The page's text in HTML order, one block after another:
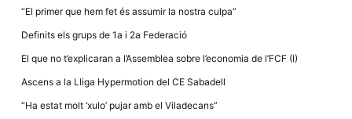
“El primer que hem fet és assumir la nostra culpa”
Definits els grups de 1a i 2a Federació
El que no t’explicaran a l’Assemblea sobre l’economia de l’FCF (I)
Ascens a la Lliga Hypermotion del CE Sabadell
“Ha estat molt ‘xulo’ pujar amb el Viladecans”
interessos i
comportament
nostre lloc
web
incrementes
la possibilitat
de mirar
només